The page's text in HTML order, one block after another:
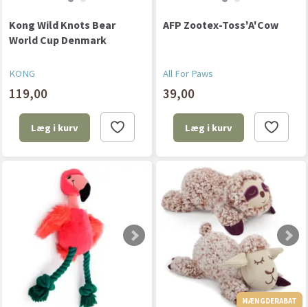
Kong Wild Knots Bear
World Cup Denmark
KONG
119,00
Læg i kurv
AFP Zootex-Toss'A'Cow
All For Paws
39,00
Læg i kurv
MÆNGDERABAT